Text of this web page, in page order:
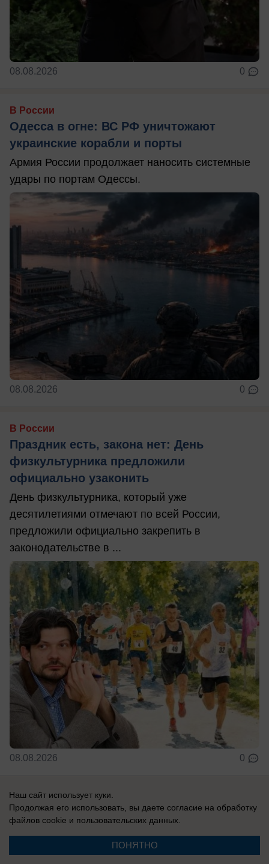
08.08.2026 0
В России
Одесса в огне: ВС РФ уничтожают
украинские корабли и порты
Армия России продолжает наносить системные
удары по портам Одессы.
08.08.2026 0
В России
Праздник есть, закона нет: День
физкультурника предложили
официально узаконить
День физкультурника, который уже
десятилетиями отмечают по всей России,
предложили официально закрепить в
законодательстве в ...
08.08.2026 0
Новости СМИ2
Наш сайт использует куки.
Продолжая его использовать, вы даете согласие на обработку
файлов cookie и пользовательских данных.
ПОНЯТНО